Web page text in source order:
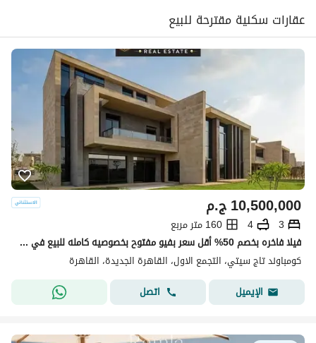
عقارات سكنية مقترحة للبيع
ج.م10,500,000
3
4
160 متر مربع
فيلا فاخره بخصم 50% أقل سعر بفيو مفتوح بخصوصيه كامله للبيع في تاج سيتي Taj city القاهره الجديده التجمع الخامس
كومباوند تاج سيتي، التجمع الاول، القاهرة الجديدة، القاهرة
الإيميل
اتصل